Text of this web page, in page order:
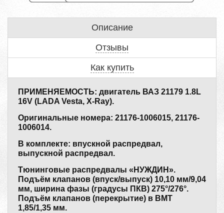
Описание
Отзывы
Как купить
ПРИМЕНЯЕМОСТЬ: двигатель ВАЗ 21179 1.8L
16V (LADA Vesta, X-Ray).
Оригинальные номера: 21176-1006015, 21176-
1006014.
В комплекте: впускной распредвал,
выпускной распредвал.
Тюнинговые распредвалы «НУЖДИН».
Подъём клапанов (впуск/выпуск) 10,10 мм/9,04
мм, ширина фазы (градусы ПКВ) 275°/276°.
Подъём клапанов (перекрытие) в ВМТ
1,85/1,35 мм.